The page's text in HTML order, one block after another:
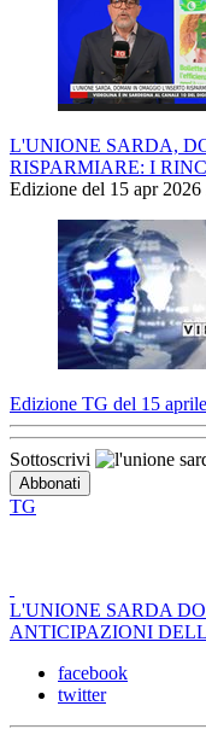
L'UNIONE SARDA,
RISPARMIARE: I
Edizione del 15 apr 2026
Edizione TG del 15
Sottoscrivi
TG
L'UNIONE SARDA
ANTICIPAZIONI
facebook
twitter